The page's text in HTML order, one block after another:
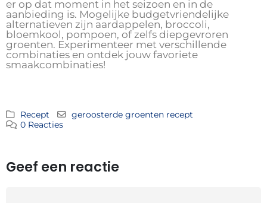
er op dat moment in het seizoen en in de
aanbieding is. Mogelijke budgetvriendelijke
alternatieven zijn aardappelen, broccoli,
bloemkool, pompoen, of zelfs diepgevroren
groenten. Experimenteer met verschillende
combinaties en ontdek jouw favoriete
smaakcombinaties!
Recept
geroosterde groenten recept
0 Reacties
Geef een reactie